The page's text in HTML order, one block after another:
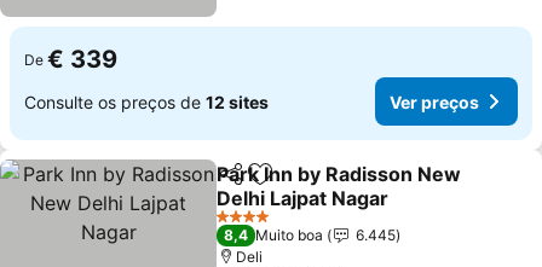
De € 339
Consulte os preços de 12 sites Ver preços
PartilharAdicionar aos favoritos
Park Inn by Radisson New
Delhi Lajpat Nagar
Ver preços
4 Estrelas
8,4 Muito boa
6.445
Deli